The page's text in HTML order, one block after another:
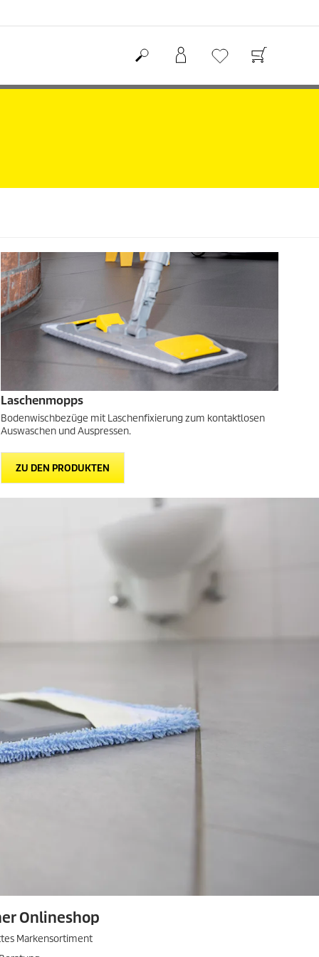
Laschenmopps
Bodenwischbezüge mit Laschenfixierung zum kontaktlosen
Auswaschen und Auspressen.
ZU DEN PRODUKTEN
Onlineshop
Markensortiment